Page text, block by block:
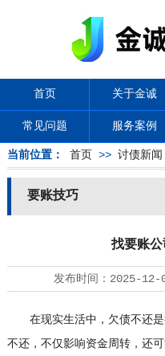
首页 关于金诚
常见问题 服务案例
当前位置： 首页 >> 讨债新闻
要账技巧
找要账
发布时间： 2025-
在现实生活中，欠债不还是
不还，不仅影响资金周转，还